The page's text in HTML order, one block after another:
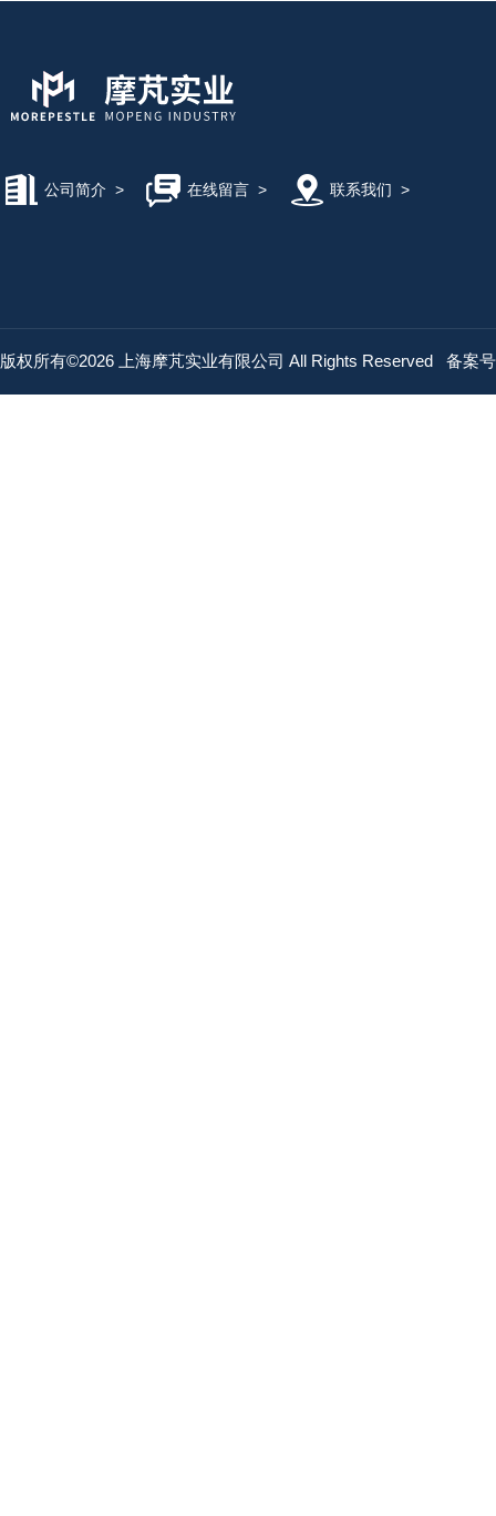
公司简介 > 在线留言> 联系我们 >
版权所有©2026 上海摩芃实业有限公司 All Rights Reserved 备案